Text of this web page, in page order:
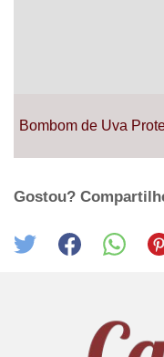
Bombom de Uva
Gostou?